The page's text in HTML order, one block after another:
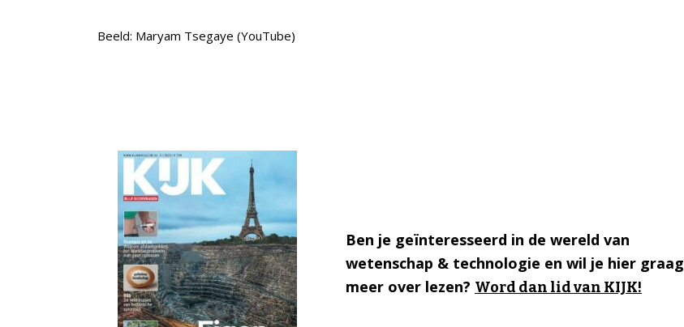
Beeld: Maryam Tsegaye (YouTube)
Ben je geïnteresseerd in de wereld van
wetenschap & technologie en wil je hier graag
meer over lezen? Word dan lid van KIJK!